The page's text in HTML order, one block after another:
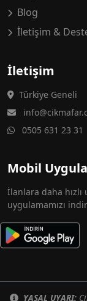
Blog
İletişim &
İletişim
Türkiye Geneli
0505 631 23 31
Mobil
İlanlara daha
uygulamamızı
YASAL UYARI: